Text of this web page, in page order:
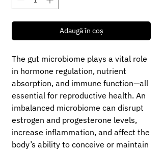
Adaugă în coș
The gut microbiome plays a vital role
in hormone regulation, nutrient
absorption, and immune function—all
essential for reproductive health. An
imbalanced microbiome can disrupt
estrogen and progesterone levels,
increase inflammation, and affect the
body’s ability to conceive or maintain